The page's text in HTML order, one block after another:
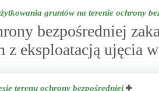
gruntów na terenie ochrony
bezpośredniej
z eksploatacją ujęcia
terenu ochrony bezpośredniej